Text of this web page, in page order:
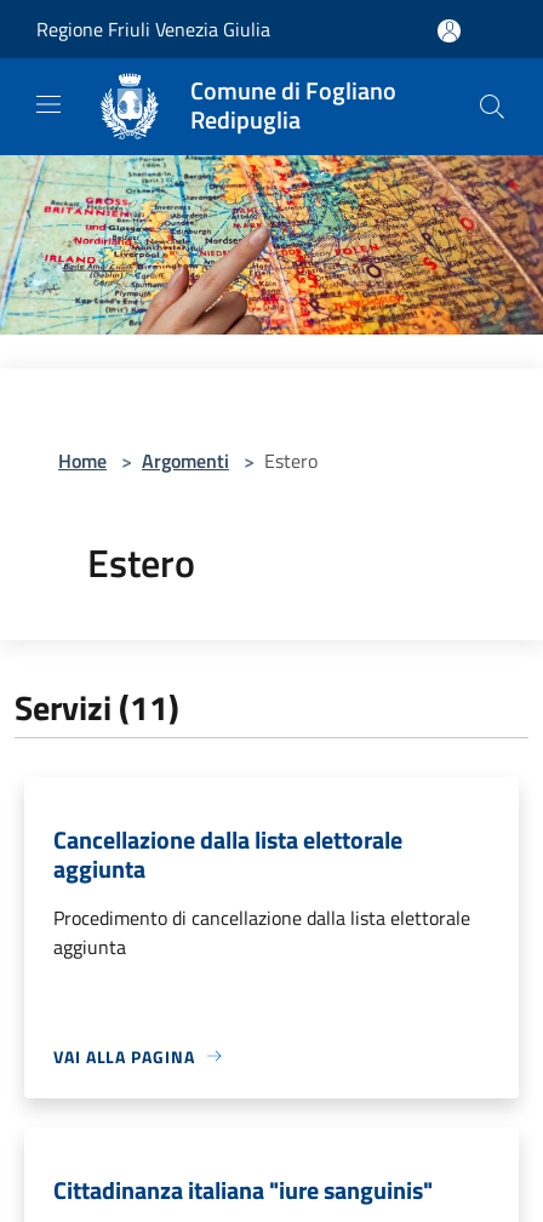
Regione Friuli Venezia Giulia
Comune di Fogliano
Redipuglia
Home > Argomenti > Estero
Estero
Servizi (11)
Cancellazione dalla lista elettorale
aggiunta
Procedimento di cancellazione dalla lista elettorale
aggiunta
VAI ALLA PAGINA
Cittadinanza italiana "iure sanguinis"